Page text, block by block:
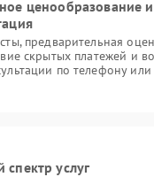
ценообразование
предварительная
скрытых платежей и
по телефону
услуг